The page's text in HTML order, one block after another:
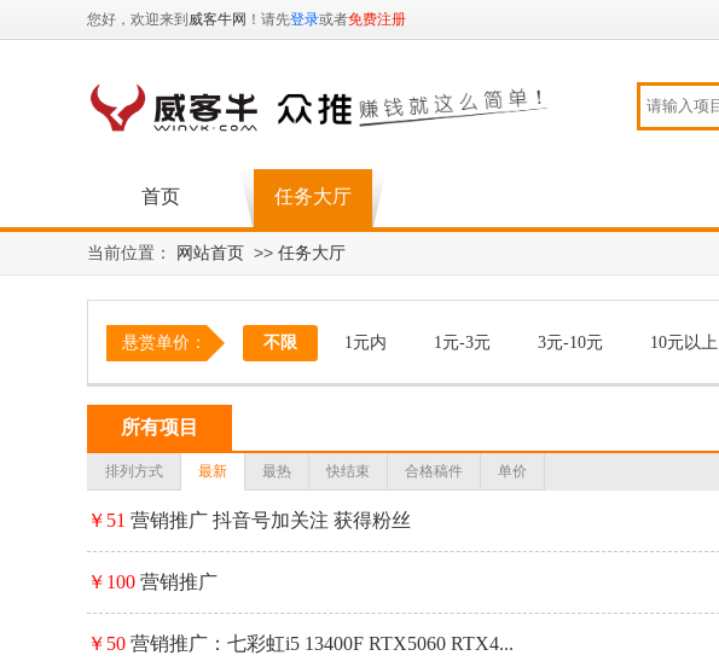
您好，欢迎来到 威客牛网 ！请先登录或者免费注册
首页 任务大厅
当前位置： 网站首页 >> 任务大厅
悬赏单价： 不限 1元内 1元-3元 3元-10元 10元以上
所有项目
排列方式 最新 最热 快结束 合格稿件 单价
￥51 营销推广 抖音号加关注 获得粉丝
￥100 营销推广
￥50 营销推广：七彩虹i5 13400F RTX5060 RTX4...